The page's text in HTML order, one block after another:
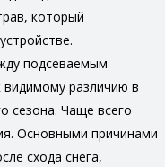
который
подсеваемым
различию в
сезона. Чаще всего
Основными причинами
схода снега,